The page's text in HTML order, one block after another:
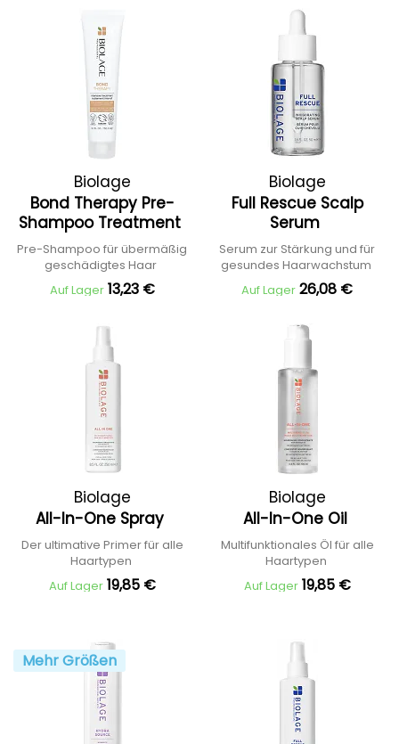
Biolage
Bond Therapy Pre-
Shampoo Treatment
Pre-Shampoo für übermäßig
geschädigtes Haar
Auf Lager 13,23 €
Biolage
Full Rescue Scalp
Serum
Serum zur Stärkung und für
gesundes Haarwachstum
Auf Lager 26,08 €
Biolage
All-In-One Spray
Der ultimative Primer für alle
Haartypen
Auf Lager 19,85 €
Biolage
All-In-One Oil
Multifunktionales Öl für alle
Haartypen
Auf Lager 19,85 €
Mehr Größen